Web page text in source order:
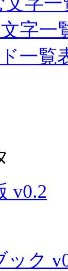
字一
一覧
v0.2
ック